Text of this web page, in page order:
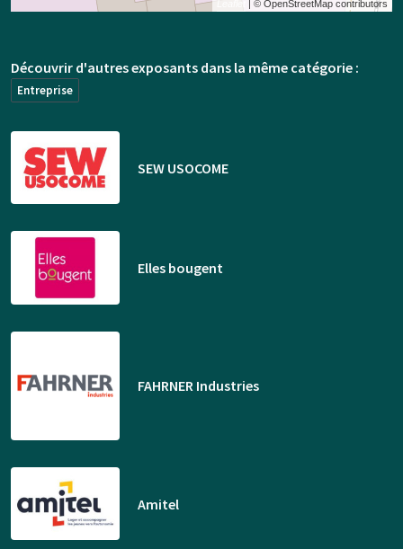
| © OpenStreetMap contributors
Découvrir d'autres exposants dans la même catégorie :
Entreprise
SEW USOCOME
Elles bougent
FAHRNER Industries
Amitel